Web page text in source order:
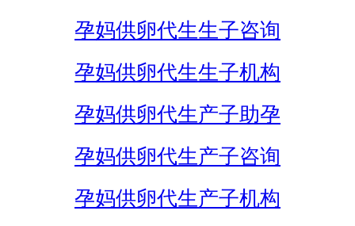
孕妈供卵代生生子咨询
孕妈供卵代生生子机构
孕妈供卵代生产子助孕
孕妈供卵代生产子咨询
孕妈供卵代生产子机构